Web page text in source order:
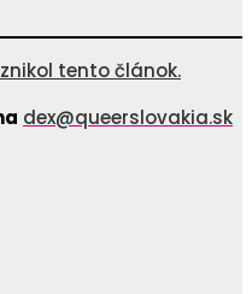
tento článok.
dex@queerslovakia.sk